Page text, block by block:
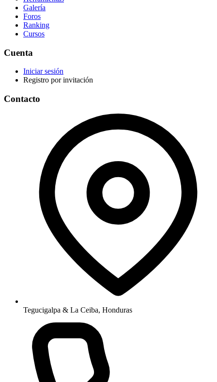
Galería
Foros
Ranking
Cursos
Cuenta
Iniciar sesión
Registro por invitación
Contacto
Tegucigalpa & La Ceiba, Honduras